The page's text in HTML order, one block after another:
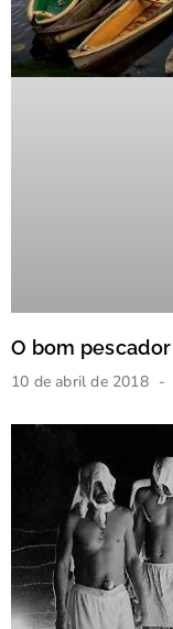
O bom pescador
10 de abril de 2018